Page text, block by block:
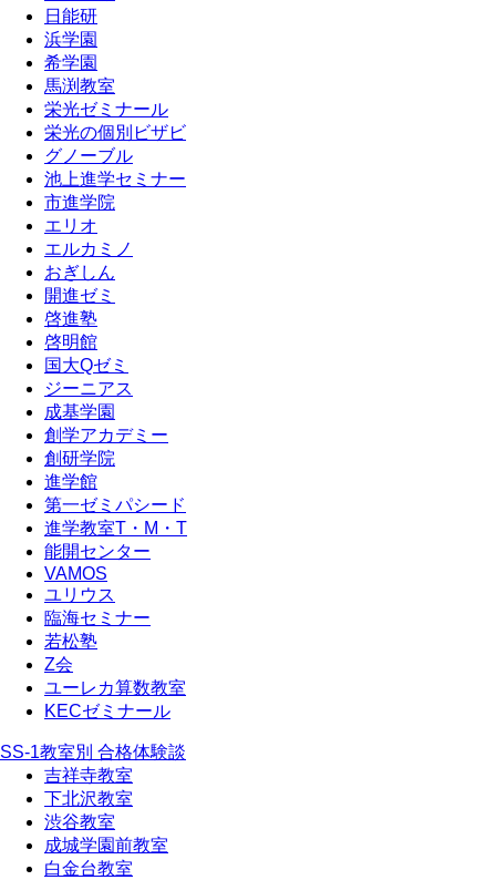
日能研
浜学園
希学園
馬渕教室
栄光ゼミナール
栄光の個別ビザビ
グノーブル
池上進学セミナー
市進学院
エリオ
エルカミノ
おぎしん
開進ゼミ
啓進塾
啓明館
国大Qゼミ
ジーニアス
成基学園
創学アカデミー
創研学院
進学館
第一ゼミパシード
進学教室T・М・T
能開センター
VAMOS
ユリウス
臨海セミナー
若松塾
Z会
ユーレカ算数教室
KECゼミナール
SS-1教室別 合格体験談
吉祥寺教室
下北沢教室
渋谷教室
成城学園前教室
白金台教室